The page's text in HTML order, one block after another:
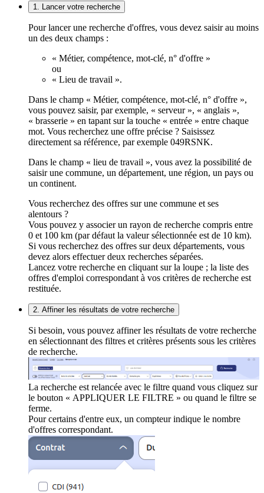
1. Lancer votre recherche
Pour lancer une recherche d'offres, vous devez saisir au moins
un des deux champs :
« Métier, compétence, mot-clé, n° d'offre »
ou
« Lieu de travail ».
Dans le champ « Métier, compétence, mot-clé, n° d'offre »,
vous pouvez saisir, par exemple, « serveur », « anglais »,
« brasserie » en tapant sur la touche « entrée » entre chaque
mot. Vous recherchez une offre précise ? Saisissez
directement sa référence, par exemple 049RSNK.
Dans le champ « lieu de travail », vous avez la possibilité de
saisir une commune, un département, une région, un pays ou
un continent.
Vous recherchez des offres sur une commune et ses
alentours ?
Vous pouvez y associer un rayon de recherche compris entre
0 et 100 km (par défaut la valeur sélectionnée est de 10 km).
Si vous recherchez des offres sur deux départements, vous
devez alors effectuer deux recherches séparées.
Lancez votre recherche en cliquant sur la loupe ; la liste des
offres d'emploi correspondant à vos critères de recherche est
restituée.
2. Affiner les résultats de votre recherche
Si besoin, vous pouvez affiner les résultats de votre recherche
en sélectionnant des filtres et critères présents sous les critères
de recherche.
La recherche est relancée avec le filtre quand vous cliquez sur
le bouton « APPLIQUER LE FILTRE » ou quand le filtre se
ferme.
Pour certains d'entre eux, un compteur indique le nombre
d'offres correspondant.